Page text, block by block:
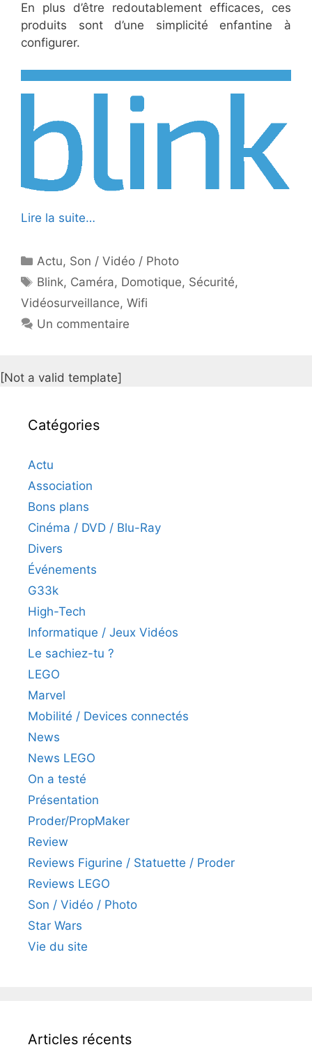
En plus d’être redoutablement efficaces, ces
produits sont d’une simplicité enfantine à
configurer.
Lire la suite…
Catégories
Actu, Son / Vidéo / Photo
Étiquettes
Blink, Caméra, Domotique, Sécurité,
Vidéosurveillance, Wifi
Un commentaire
[Not a valid template]
Catégories
Actu
Association
Bons plans
Cinéma / DVD / Blu-Ray
Divers
Événements
G33k
High-Tech
Informatique / Jeux Vidéos
Le sachiez-tu ?
LEGO
Marvel
Mobilité / Devices connectés
News
News LEGO
On a testé
Présentation
Proder/PropMaker
Review
Reviews Figurine / Statuette / Proder
Reviews LEGO
Son / Vidéo / Photo
Star Wars
Vie du site
Articles récents